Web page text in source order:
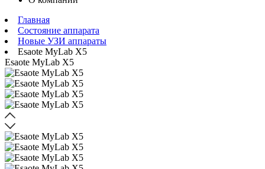
Главная
Состояние аппарата
Новые УЗИ аппараты
Esaote MyLab X5
Esaote MyLab X5